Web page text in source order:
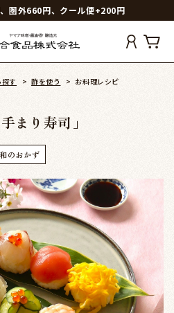
圏外660円、クール便+200円
す > 酢を使う > お料理レシピ
まり寿司」
和のおかず